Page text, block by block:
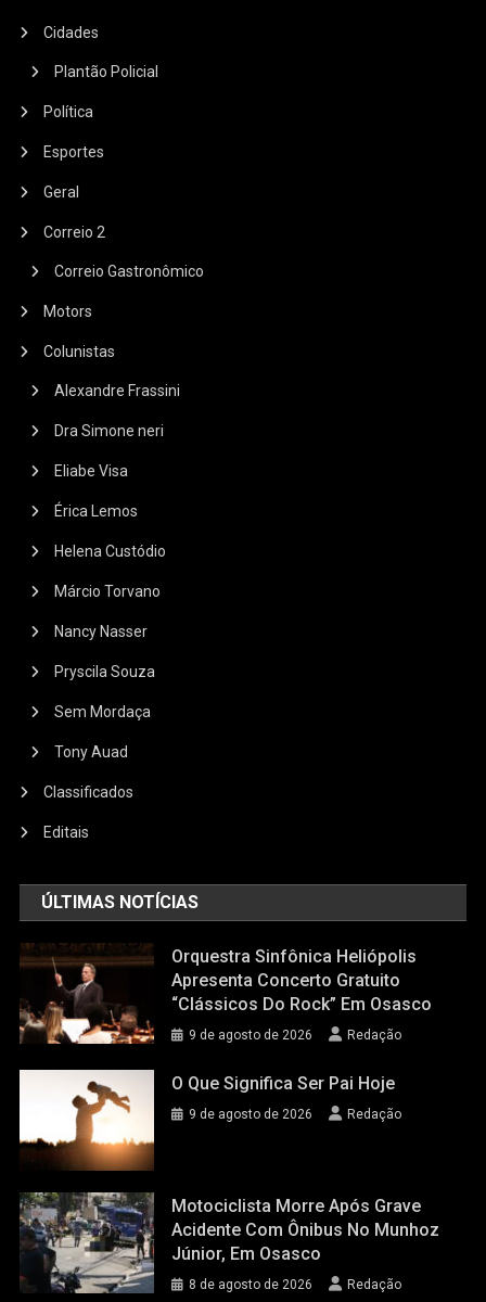
Cidades
Plantão Policial
Política
Esportes
Geral
Correio 2
Correio Gastronômico
Motors
Colunistas
Alexandre Frassini
Dra Simone neri
Eliabe Visa
Érica Lemos
Helena Custódio
Márcio Torvano
Nancy Nasser
Pryscila Souza
Sem Mordaça
Tony Auad
Classificados
Editais
ÚLTIMAS NOTÍCIAS
Orquestra Sinfônica Heliópolis
Apresenta Concerto Gratuito
“Clássicos Do Rock” Em Osasco
9 de agosto de 2026 Redação
O Que Significa Ser Pai Hoje
9 de agosto de 2026 Redação
Motociclista Morre Após Grave
Acidente Com Ônibus No Munhoz
Júnior, Em Osasco
8 de agosto de 2026 Redação